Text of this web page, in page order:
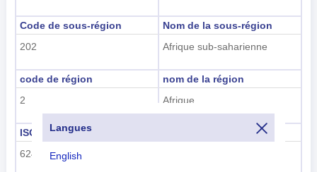
Langues
English
Code de sous-région
202
Nom de la sous-région
Afrique sub-saharienne
code de région
2
nom de la région
Afrique
ISO 3166-1 numérique
624